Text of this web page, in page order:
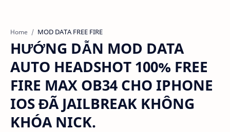
Home MOD DATA FREE FIRE
HƯỚNG DẪN MOD DATA
AUTO HEADSHOT 100% FREE
FIRE MAX OB34 CHO IPHONE
IOS ĐÃ JAILBREAK KHÔNG
KHÓA NICK.